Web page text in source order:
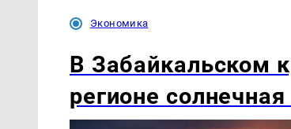
Экономика
В Забайкальском
регионе